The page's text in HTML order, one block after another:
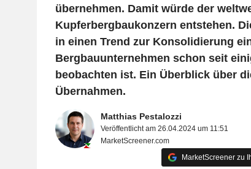
übernehmen. Damit würde der
Kupferbergbaukonzern entstehen.
in einen Trend zur Konsolidierung
Bergbauunternehmen schon seit
beobachten ist. Ein Überblick über
Übernahmen.
Matthias Pestalozzi
Veröffentlicht am 26.04.2024 um 11:51
MarketScreener.com
MarketScreener zu